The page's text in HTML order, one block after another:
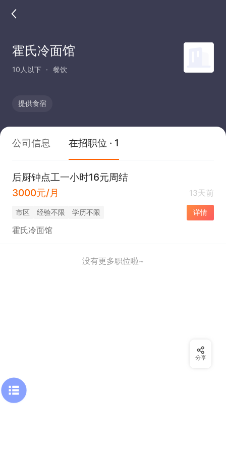
霍氏冷面馆
10人以下 餐饮
提供食宿
公司信息 在招职位 · 1
后厨钟点工一小时16元周结
3000元/月
13天前
市区 经验不限 学历不限 详情
霍氏冷面馆
没有更多职位啦~
分享